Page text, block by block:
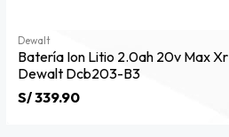
Dewalt
Batería Ion Litio 2.0ah 20v Max Xr
Dewalt Dcb203-B3
S/ 339.90